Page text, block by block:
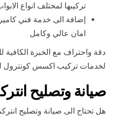
تركيبها لمختلف انواع
إضافة الى خدمة فني
امان عالي وكامل
دقة واحتراف مع الخبرة الكافية
لخدمات تركيب اكسس كونترول
صيانة وتصليح
هل تحتاج الى صيانة وتصليح